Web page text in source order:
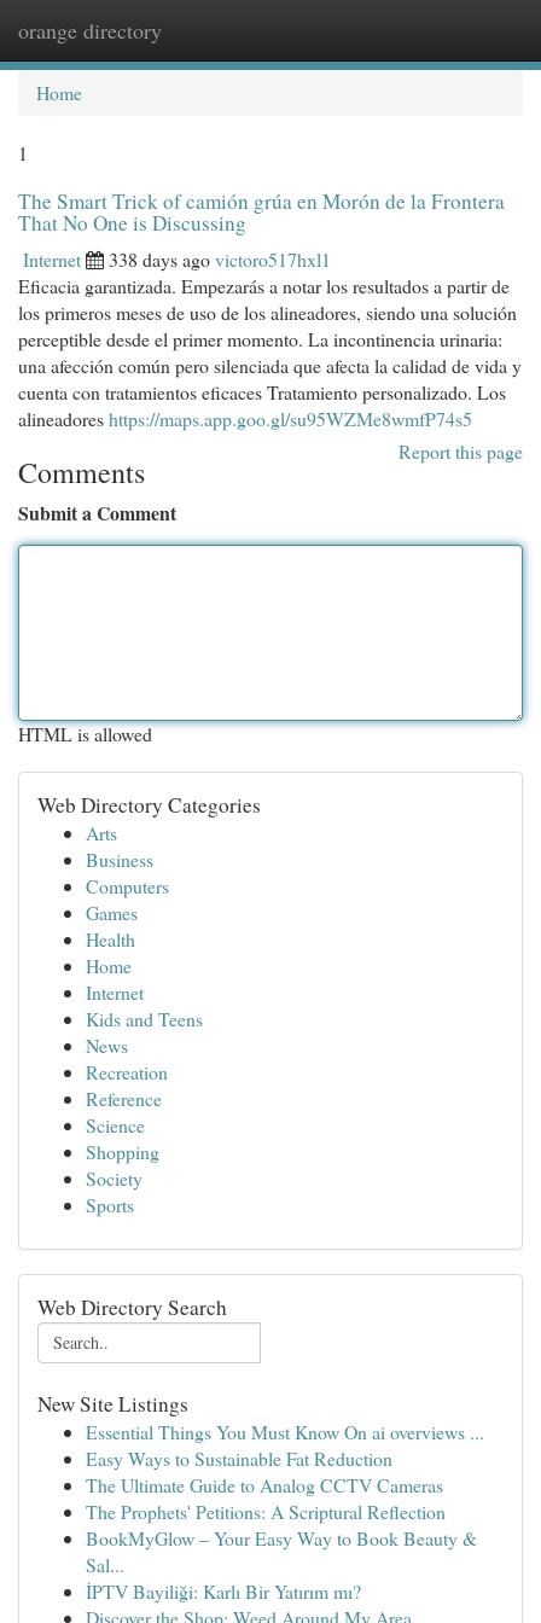
orange directory
Home
1
The Smart Trick of camión grúa en Morón de la Frontera
That No One is Discussing
Internet 338 days agovictoro517hxl1
Eficacia garantizada. Empezarás a notar los resultados a partir de
los primeros meses de uso de los alineadores, siendo una solución
perceptible desde el primer momento. La incontinencia urinaria:
una afección común pero silenciada que afecta la calidad de vida y
cuenta con tratamientos eficaces Tratamiento personalizado. Los
alineadoreshttps://maps.app.goo.gl/su95WZMe8wmfP74s5
Report this page
Comments
Submit a Comment
HTML is allowed
Web Directory Categories
Arts
Business
Computers
Games
Health
Home
Internet
Kids and Teens
News
Recreation
Reference
Science
Shopping
Society
Sports
Web Directory Search
New Site Listings
Essential Things You Must Know On ai overviews ...
Easy Ways to Sustainable Fat Reduction
The Ultimate Guide to Analog CCTV Cameras
The Prophets' Petitions: A Scriptural Reflection
BookMyGlow – Your Easy Way to Book Beauty &
Sal...
İPTV Bayiliği: Karlı Bir Yatırım mı?
Discover the Shop: Weed Around My Area